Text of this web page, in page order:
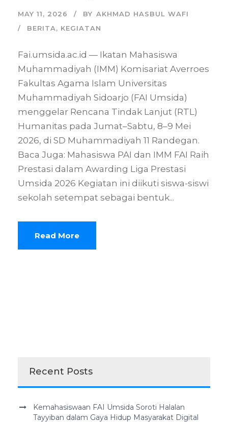
MAY 11, 2026 BY AKHMAD HASBUL WAFI
BERITA, KEGIATAN
Fai.umsida.ac.id — Ikatan Mahasiswa
Muhammadiyah (IMM) Komisariat Averroes
Fakultas Agama Islam Universitas
Muhammadiyah Sidoarjo (FAI Umsida)
menggelar Rencana Tindak Lanjut (RTL)
Humanitas pada Jumat–Sabtu, 8–9 Mei
2026, di SD Muhammadiyah 11 Randegan.
Baca Juga: Mahasiswa PAI dan IMM FAI Raih
Prestasi dalam Awarding Liga Prestasi
Umsida 2026 Kegiatan ini diikuti siswa-siswi
sekolah setempat sebagai bentuk...
Read More
Recent Posts
Kemahasiswaan FAI Umsida Soroti Halalan
Tayyiban dalam Gaya Hidup Masyarakat Digital